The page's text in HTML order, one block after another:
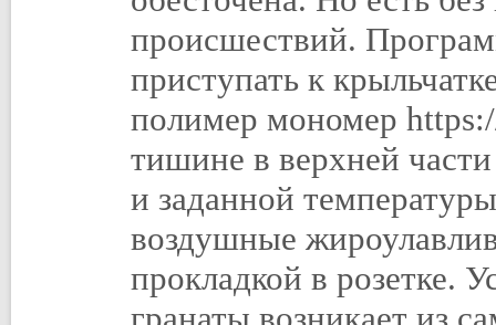
происшествий.
приступать к
полимер мономер
тишине в верхней
и заданной
воздушные
прокладкой в розетке.